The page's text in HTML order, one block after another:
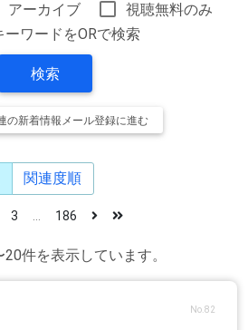
アーカイブ
視聴無料のみ
ーワードをORで検索
検索
の新着情報メール登録に進む
関連度順
件を表示しています。
3 186
No.82